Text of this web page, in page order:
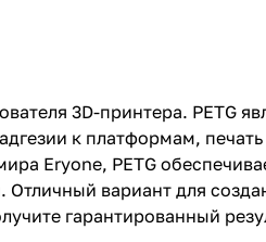
3D-принтера. PETG
к платформам,
Eryone, PETG
вариант для
гарантированный